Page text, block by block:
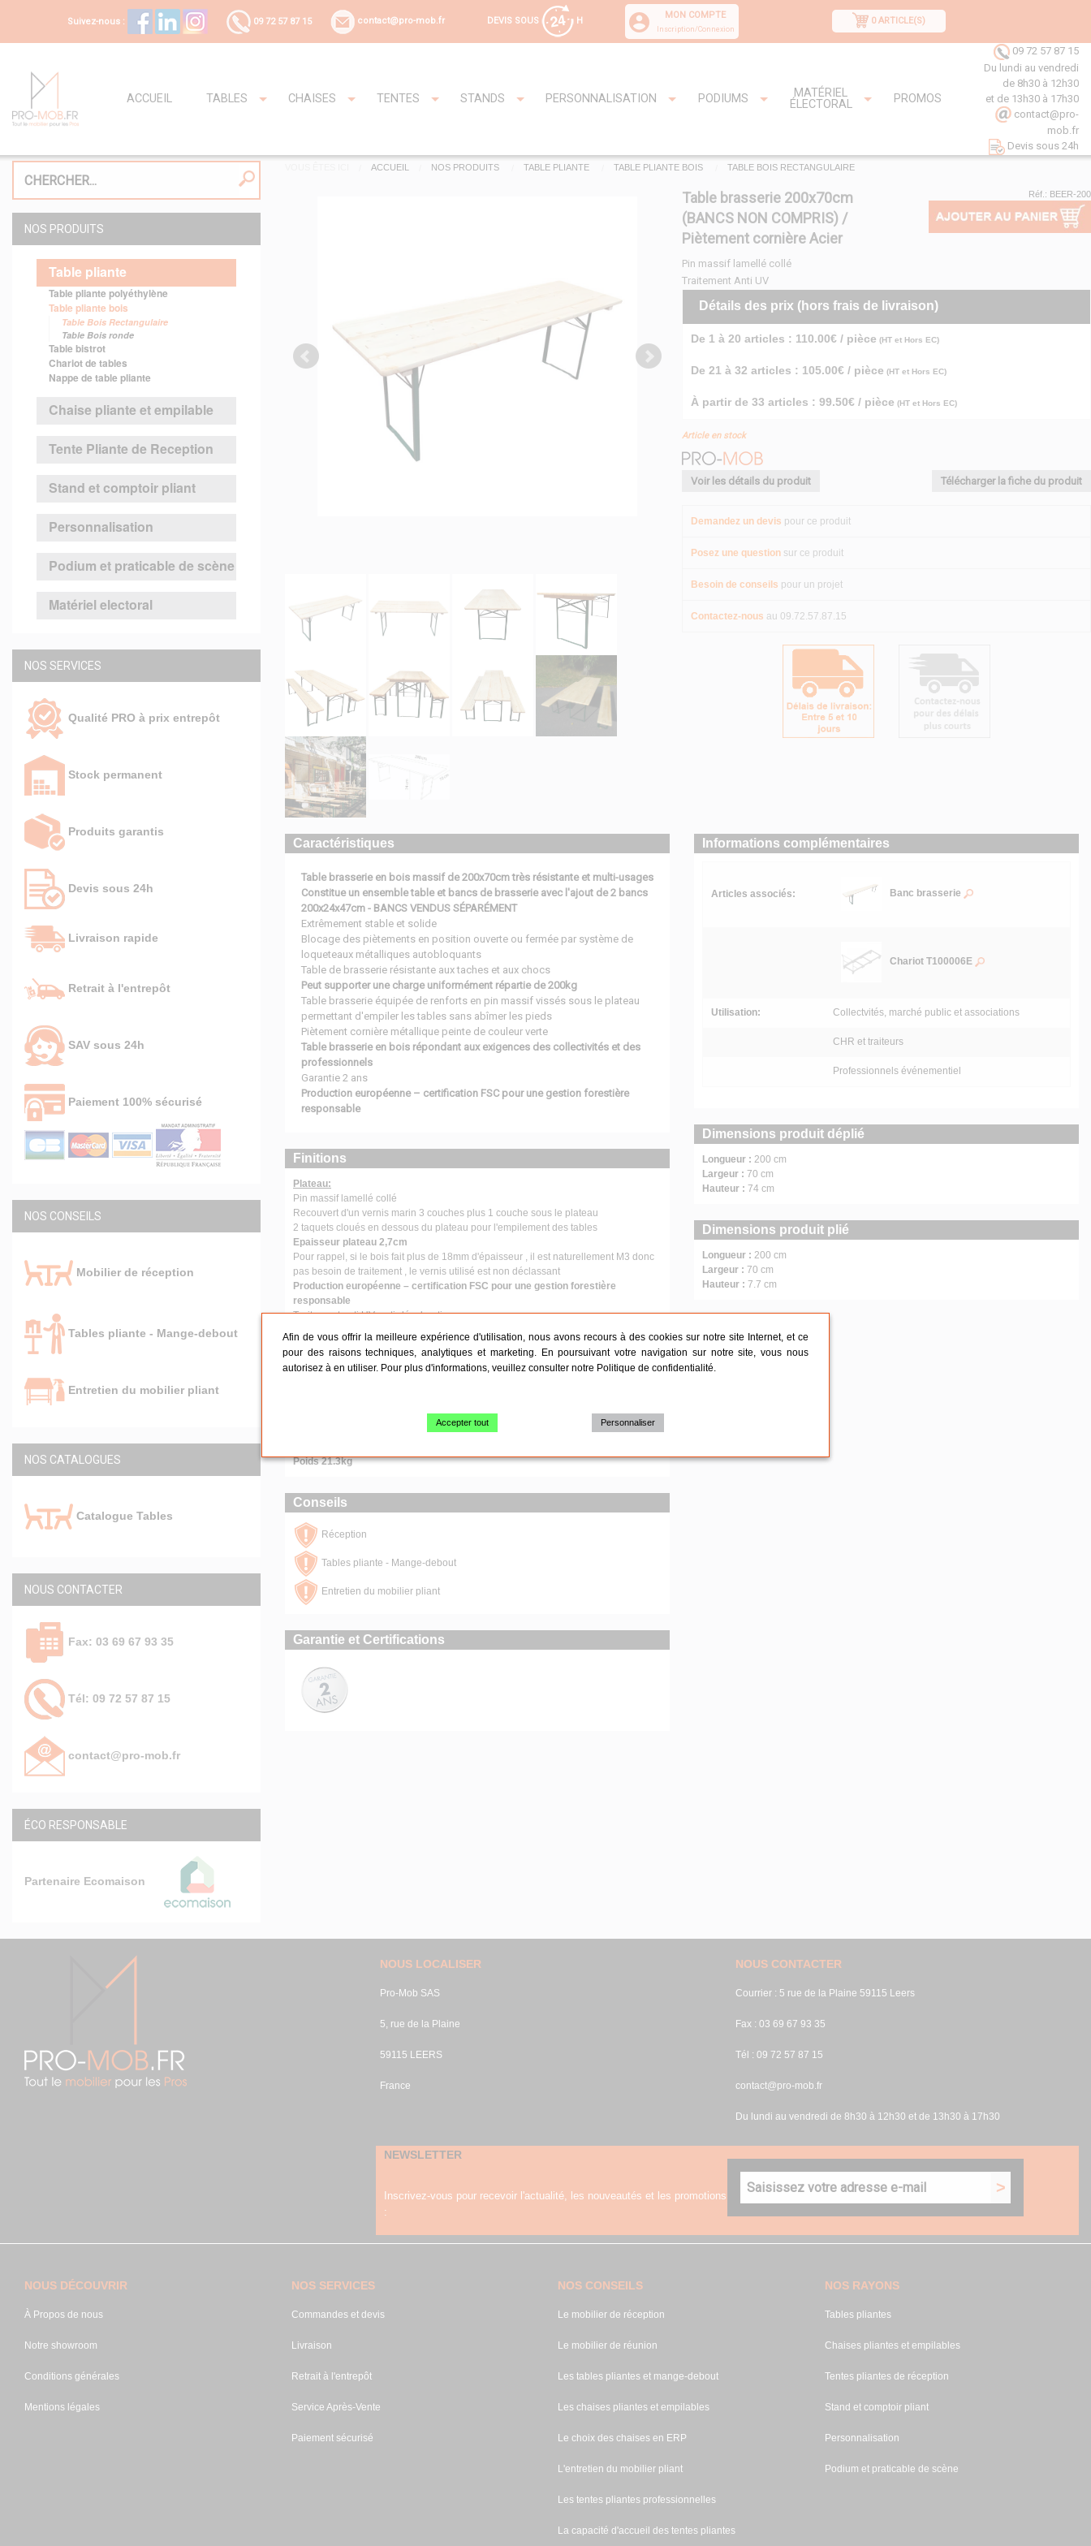
Suivez-nous : 09 72 57 87 15 contact@pro-mob.fr DEVIS SOUS H
MON COMPTE
Inscription/Connexion
0 ARTICLE(S)
ACCUEIL TABLES CHAISES TENTES STANDS PERSONNALISATION PODIUMS
MATÉRIEL
ÉLECTORAL
PROMOS
09 72 57 87 15
Du lundi au vendredi
de 8h30 à 12h30
et de 13h30 à 17h30
contact@pro-
mob.fr
Devis sous 24h
NOS PRODUITS
Table pliante
Table pliante polyéthylène
Table pliante bois
Table Bois Rectangulaire
Table Bois ronde
Table bistrot
Chariot de tables
Nappe de table pliante
Chaise pliante et empilable
Tente Pliante de Reception
Stand et comptoir pliant
Personnalisation
Podium et praticable de scène
Matériel electoral
NOS SERVICES
Qualité PRO à prix entrepôt
Stock permanent
Produits garantis
Devis sous 24h
Livraison rapide
Retrait à l'entrepôt
SAV sous 24h
Paiement 100% sécurisé
NOS CONSEILS
Mobilier de réception
Tables pliante - Mange-debout
Entretien du mobilier pliant
NOS CATALOGUES
Catalogue Tables
NOUS CONTACTER
Fax: 03 69 67 93 35
Tél: 09 72 57 87 15
contact@pro-mob.fr
ÉCO RESPONSABLE
Partenaire Ecomaison
ACCUEIL NOS PRODUITS TABLE PLIANTE TABLE PLIANTE BOIS TABLE BOIS RECTANGULAIRE
Table brasserie 200x70cm
(BANCS NON COMPRIS) /
Piètement cornière Acier
Pin massif lamellé collé
Traitement Anti UV
Réf.: BEER-200
Détails des prix (hors frais de livraison)
De 1 à 20 articles : 110.00€ / pièce (HT et Hors EC)
De 21 à 32 articles : 105.00€ / pièce (HT et Hors EC)
À partir de 33 articles : 99.50€ / pièce (HT et Hors EC)
Article en stock
Voir les détails du produit Télécharger la fiche du produit
Demandez un devis pour ce produit
Posez une question sur ce produit
Besoin de conseils pour un projet
Contactez-nous au 09.72.57.87.15
Caractéristiques
Table brasserie en bois massif de 200x70cm très résistante et multi-usages
Constitue un ensemble table et bancs de brasserie avec l'ajout de 2 bancs
200x24x47cm - BANCS VENDUS SÉPARÉMENT
Extrêmement stable et solide
Blocage des piètements en position ouverte ou fermée par système de
loqueteaux métalliques autobloquants
Table de brasserie résistante aux taches et aux chocs
Peut supporter une charge uniformément répartie de 200kg
Table brasserie équipée de renforts en pin massif vissés sous le plateau
permettant d'empiler les tables sans abîmer les pieds
Piètement cornière métallique peinte de couleur verte
Table brasserie en bois répondant aux exigences des collectivités et des
professionnels
Garantie 2 ans
Production européenne – certification FSC pour une gestion forestière
responsable
Finitions
Plateau:
Pin massif lamellé collé
Recouvert d'un vernis marin 3 couches plus 1 couche sous le plateau
2 taquets cloués en dessous du plateau pour l'empilement des tables
Epaisseur plateau 2,7cm
Pour rappel, si le bois fait plus de 18mm d'épaisseur , il est naturellement M3 donc
pas besoin de traitement , le vernis utilisé est non déclassant
Production européenne – certification FSC pour une gestion forestière
responsable
Traitement anti UV, anti-décoloration
Structure et piètement en acier verrouillable par loquet
Piètement cornière épaisseur 3mm
Thermo laquage traité époxy vert
Patins anti-bruit en caoutchouc
Poids 21.3kg
Conseils
Réception
Tables pliante - Mange-debout
Entretien du mobilier pliant
Garantie et Certifications
Informations complémentaires
Articles associés: Banc brasserie
Chariot T100006E
Utilisation: Collectvités, marché public et associations
CHR et traiteurs
Professionnels événementiel
Dimensions produit déplié
Longueur : 200 cm
Largeur : 70 cm
Hauteur : 74 cm
Dimensions produit plié
Longueur : 200 cm
Largeur : 70 cm
Hauteur : 7.7 cm
NOUS LOCALISER
Pro-Mob SAS
5, rue de la Plaine
59115 LEERS
France
NOUS CONTACTER
Courrier : 5 rue de la Plaine 59115 Leers
Fax : 03 69 67 93 35
Tél : 09 72 57 87 15
contact@pro-mob.fr
Du lundi au vendredi de 8h30 à 12h30 et de 13h30 à 17h30
NEWSLETTER
Inscrivez-vous pour recevoir l'actualité, les nouveautés et les promotions
:
NOUS DÉCOUVRIR
À Propos de nous
Notre showroom
Conditions générales
Mentions légales
NOS SERVICES
Commandes et devis
Livraison
Retrait à l'entrepôt
Service Après-Vente
Paiement sécurisé
NOS CONSEILS
Le mobilier de réception
Le mobilier de réunion
Les tables pliantes et mange-debout
Les chaises pliantes et empilables
Le choix des chaises en ERP
L'entretien du mobilier pliant
Les tentes pliantes professionnelles
La capacité d'accueil des tentes pliantes
NOS RAYONS
Tables pliantes
Chaises pliantes et empilables
Tentes pliantes de réception
Stand et comptoir pliant
Personnalisation
Podium et praticable de scène
Afin de vous offrir la meilleure expérience d'utilisation, nous avons recours à des cookies sur notre site Internet, et ce
pour des raisons techniques, analytiques et marketing. En poursuivant votre navigation sur notre site, vous nous
autorisez à en utiliser. Pour plus d'informations, veuillez consulter notre Politique de confidentialité
Accepter tout Personnaliser